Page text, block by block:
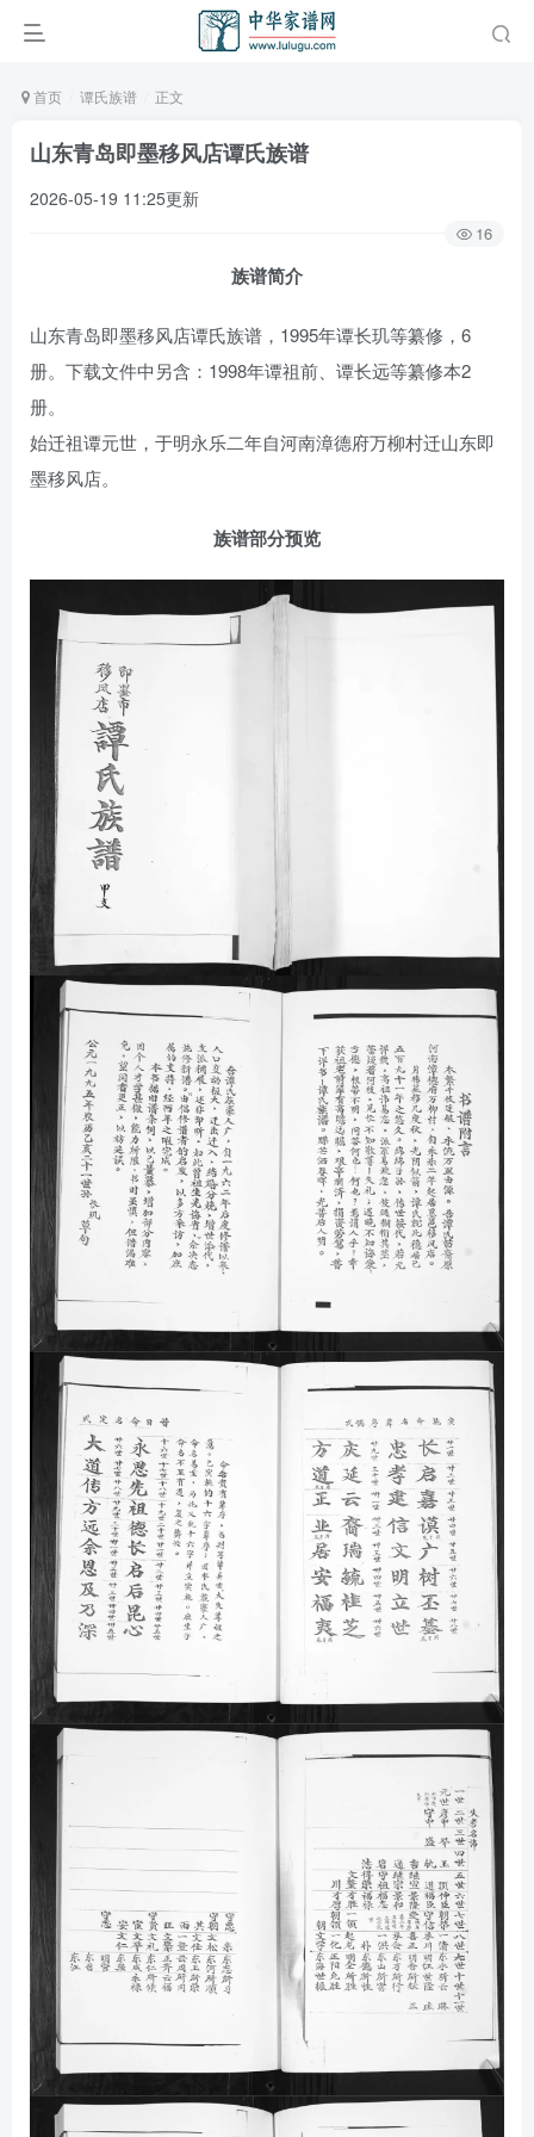
首页 谭氏族谱 正文
山东青岛即墨移风店谭氏族谱
2026-05-19 11:25更新
16
族谱简介
山东青岛即墨移风店谭氏族谱，1995年谭长玑等纂修，6
册。下载文件中另含：1998年谭祖前、谭长远等纂修本2
册。
始迁祖谭元世，于明永乐二年自河南漳德府万柳村迁山东即
墨移风店。
族谱部分预览